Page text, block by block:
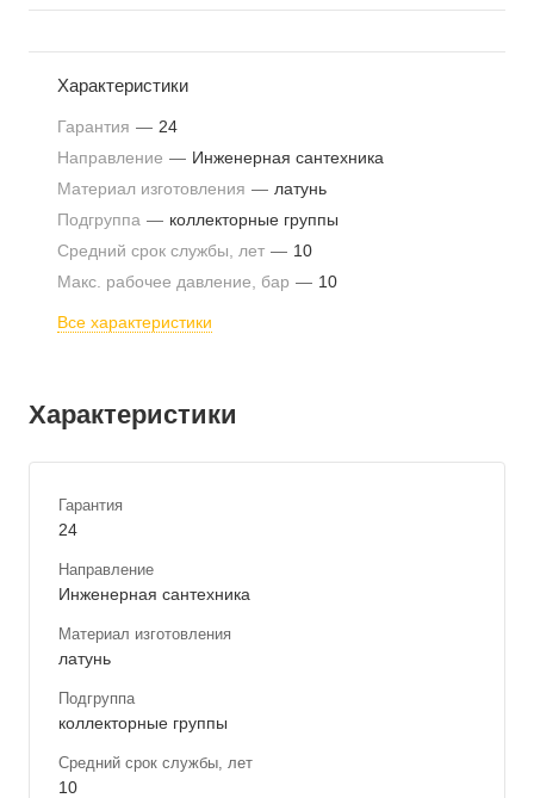
Характеристики
Гарантия — 24
Направление — Инженерная сантехника
Материал изготовления — латунь
Подгруппа — коллекторные группы
Средний срок службы, лет — 10
Макс. рабочее давление, бар — 10
Все характеристики
Характеристики
Гарантия
24
Направление
Инженерная сантехника
Материал изготовления
латунь
Подгруппа
коллекторные группы
Средний срок службы, лет
10